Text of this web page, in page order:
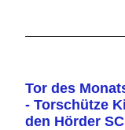
Tor des
- Torschütze
den Hörder SC